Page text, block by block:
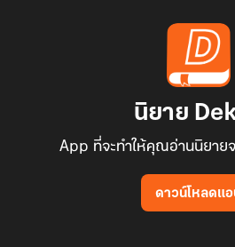
นิยาย
App ที่จะทำให้คุณอ่านนิยาย
ดาวน์โหลดแ